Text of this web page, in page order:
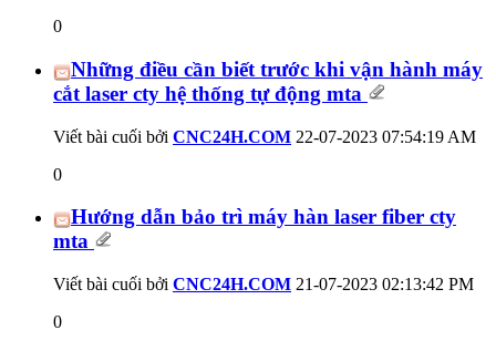
0
Những điều cần biết trước khi vận hành máy
cắt laser cty hệ thống tự động mta
Viết bài cuối bởi CNC24H.COM 22-07-2023 07:54:19 AM
0
Hướng dẫn bảo trì máy hàn laser fiber cty
mta
Viết bài cuối bởi CNC24H.COM 21-07-2023 02:13:42 PM
0